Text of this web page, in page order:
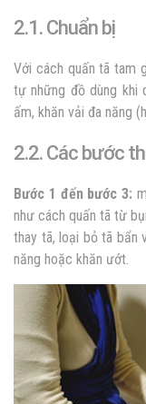
2.1. Chuẩn bị
Với cách quấn tã tam
tự những đồ dùng khi
ấm, khăn vải đa năng
2.2. Các bước
Bước 1 đến bước 3:
như cách quấn tã từ
thay tã, loại bỏ tã bẩn
năng hoặc khăn ướt.